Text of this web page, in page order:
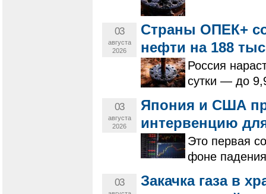
03
августа
2026
Страны ОПЕК+
нефти на 188
Россия
сутки — до
03
августа
2026
Япония и США
интервенцию
Это первая
фоне
03
Закачка газа в